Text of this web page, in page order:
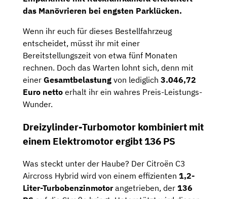
das Manövrieren bei engsten Parklücken.
Wenn ihr euch für dieses Bestellfahrzeug
entscheidet, müsst ihr mit einer
Bereitstellungszeit von etwa fünf Monaten
rechnen. Doch das Warten lohnt sich, denn mit
einer Gesamtbelastung von lediglich 3.046,72
Euro netto erhalt ihr ein wahres Preis-Leistungs-
Wunder.
Dreizylinder-Turbomotor kombiniert mit
einem Elektromotor ergibt 136 PS
Was steckt unter der Haube? Der Citroën C3
Aircross Hybrid wird von einem effizienten 1,2-
Liter-Turbobenzinmotorangetrieben, der 136